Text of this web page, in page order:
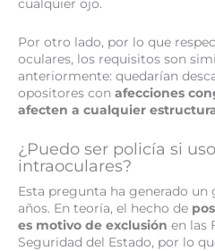
cualquier ojo.
Por otro lado, por lo que
oculares, los requisitos son
anteriormente: quedarían
opositores con afecciones
afecten a cualquier
¿Puedo ser policía si
intraoculares?
Esta pregunta ha generado
años. En teoría, el hecho de
es motivo de exclusión en las
Seguridad del Estado, por lo